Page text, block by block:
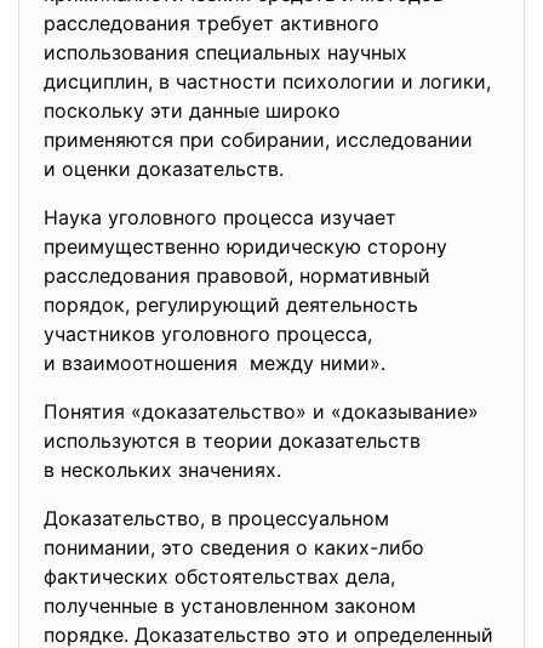
расследования требует активного
использования специальных научных
дисциплин, в частности психологии и логики,
поскольку эти данные широко
применяются при собирании, исследовании
и оценки доказательств.
Наука уголовного процесса изучает
преимущественно юридическую сторону
расследования правовой, нормативный
порядок, регулирующий деятельность
участников уголовного процесса,
и взаимоотношения между ними».
Понятия «доказательство» и «доказывание»
используются в теории доказательств
в нескольких значениях.
Доказательство, в процессуальном
понимании, это сведения о каких-либо
фактических обстоятельствах дела,
полученные в установленном законом
порядке. Доказательство это и определенный